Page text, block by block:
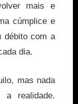
mais e
cúmplice e
débito com a
dia.
mas nada
a realidade.